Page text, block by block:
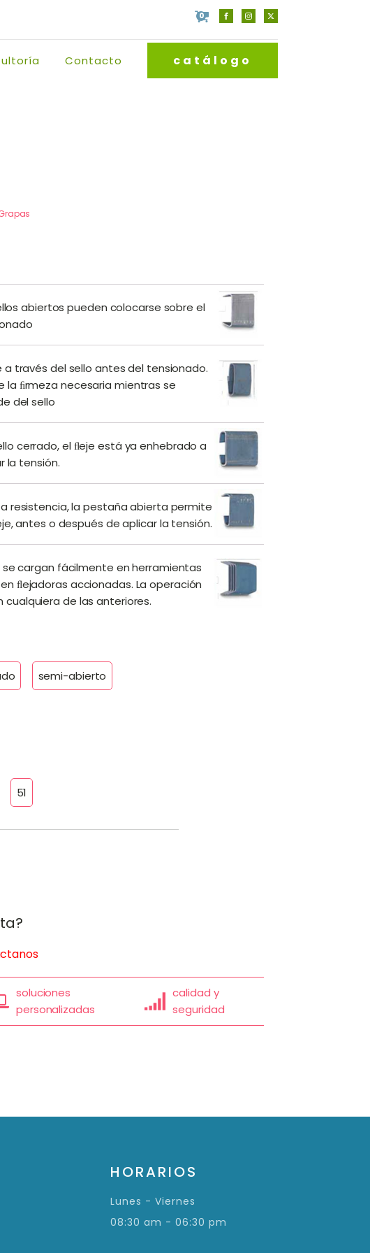
0
Contacto catálogo
abiertos pueden colocarse sobre el
a través del sello antes del tensionado.
ﬁrmeza necesaria mientras se
del sello
cerrado, el ﬂeje está ya enhebrado a
la tensión.
resistencia, la pestaña abierta permite
antes o después de aplicar la tensión.
cargan fácilmente en herramientas
ﬂejadoras accionadas. La operación
de las anteriores.
semi-abierto
51
soluciones
personalizadas
calidad y
seguridad
HORARIOS
Lunes - Viernes
08:30 am - 06:30 pm